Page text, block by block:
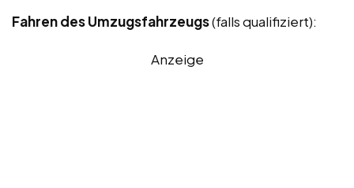
Fahren des Umzugsfahrzeugs(falls qualifiziert):
Anzeige